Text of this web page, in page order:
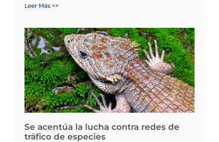
Leer Más >>
Se acentúa la lucha contra redes de
tráfico de especies